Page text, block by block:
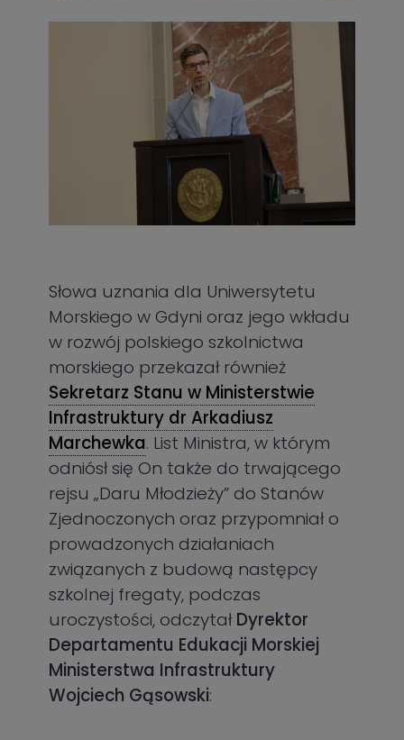
Słowa uznania dla Uniwersytetu
Morskiego w Gdyni oraz jego wkładu
w rozwój polskiego szkolnictwa
morskiego przekazał również
Sekretarz Stanu w Ministerstwie
Infrastruktury dr Arkadiusz
Marchewka. List Ministra, w którym
odniósł się On także do trwającego
rejsu „Daru Młodzieży” do Stanów
Zjednoczonych oraz przypomniał o
prowadzonych działaniach
związanych z budową następcy
szkolnej fregaty, podczas
uroczystości, odczytałDyrektor
Departamentu Edukacji Morskiej
Ministerstwa Infrastruktury
Wojciech Gąsowski: